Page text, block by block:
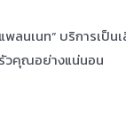
แพลนเนท” บริการเ
วคุณอย่างแน่นอน